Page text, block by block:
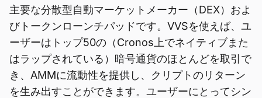
主要な分散型自動マーケットメーカー（DEX）およ
びトークンローンチパッドです。VVSを使えば、ユ
ーザーはトップ50の（Cronos上でネイティブまた
はラップされている）暗号通貨のほとんどを取引で
き、AMMに流動性を提供し、クリプトのリターン
を生み出すことができます。ユーザーにとってシン